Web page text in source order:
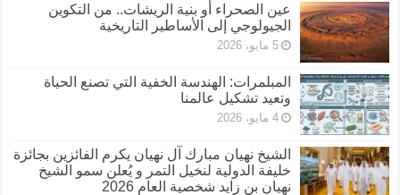
عين الصحراء أو بنية الريشات.. من التكوين
الجيولوجي إلى الأساطير التاريخية
5 مايو، 2026
المبلمرات: الهندسة الخفية التي تصنع الحياة
وتعيد تشكيل عالمنا
4 مايو، 2026
الشيخ نهيان مبارك آل نهيان يكرم الفائزين بجائزة
خليفة الدولية لنخيل التمر و يُعلن سمو الشيخ
نهيان بن زايد شخصية العام 2026